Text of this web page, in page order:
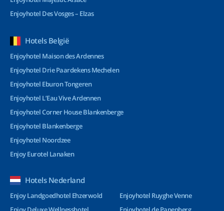
Enjoyhotel Des Vosges – Elzas
Hotels België
Enjoyhotel Maison des Ardennes
Enjoyhotel Drie Paardekens Mechelen
Enjoyhotel Eburon Tongeren
Enjoyhotel L’Eau Vive Ardennen
Enjoyhotel Corner House Blankenberge
Enjoyhotel Blankenberge
Enjoyhotel Noordzee
Enjoy Eurotel Lanaken
Hotels Nederland
Enjoy Landgoedhotel Ehzerwold
Enjoyhotel Ruyghe Venne